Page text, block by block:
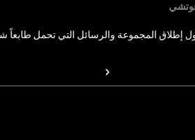
إطلاق المجموعة والرسائل التي تحمل طابعاً